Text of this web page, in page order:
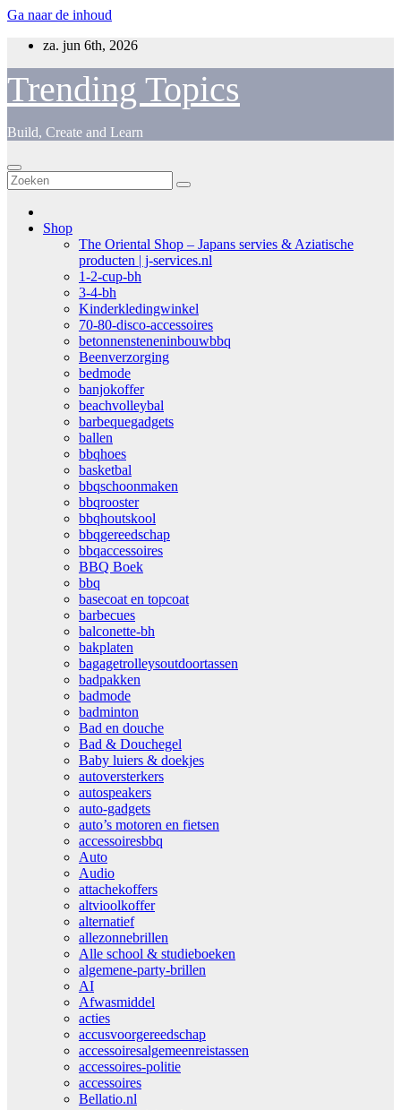
Ga naar de inhoud
za. jun 6th, 2026
Trending Topics
Build, Create and Learn
Shop
The Oriental Shop – Japans servies & Aziatische
producten | j-services.nl
1-2-cup-bh
3-4-bh
Kinderkledingwinkel
70-80-disco-accessoires
betonnensteneninbouwbbq
Beenverzorging
bedmode
banjokoffer
beachvolleybal
barbequegadgets
ballen
bbqhoes
basketbal
bbqschoonmaken
bbqrooster
bbqhoutskool
bbqgereedschap
bbqaccessoires
BBQ Boek
bbq
basecoat en topcoat
barbecues
balconette-bh
bakplaten
bagagetrolleysoutdoortassen
badpakken
badmode
badminton
Bad en douche
Bad & Douchegel
Baby luiers & doekjes
autoversterkers
autospeakers
auto-gadgets
auto’s motoren en fietsen
accessoiresbbq
Auto
Audio
attachekoffers
altvioolkoffer
alternatief
allezonnebrillen
Alle school & studieboeken
algemene-party-brillen
AI
Afwasmiddel
acties
accusvoorgereedschap
accessoiresalgemeenreistassen
accessoires-politie
accessoires
Bellatio.nl